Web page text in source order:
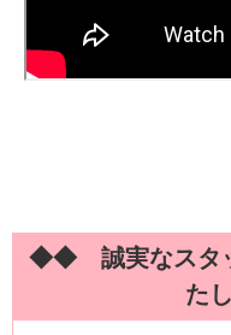
◆◆ 誠実なスタ
た